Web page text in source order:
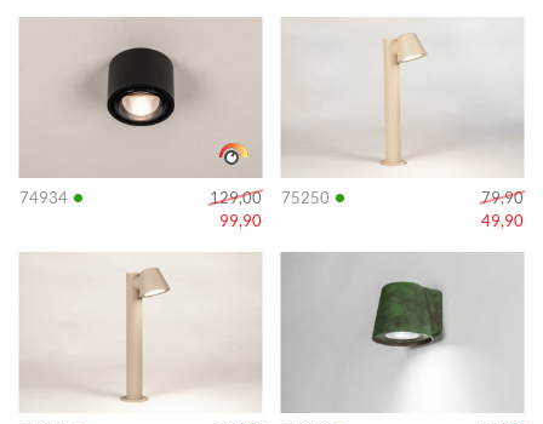
74934 •
129,00
99,90
Info
75250 •
79,90
49,90
Info
Info Info